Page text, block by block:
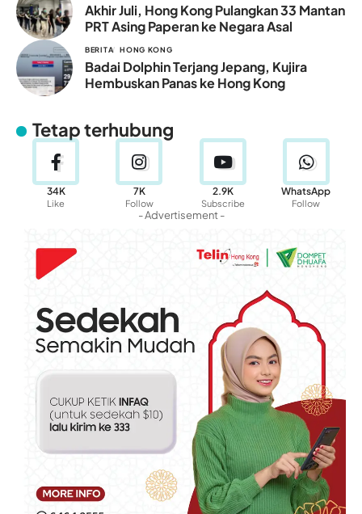
Akhir Juli, Hong Kong Pulangkan 33 Mantan
PRT Asing Paperan ke Negara Asal
BERITA HONG KONG
Badai Dolphin Terjang Jepang, Kujira
Hembuskan Panas ke Hong Kong
Tetap terhubung
34K
Like
7K
Follow
2.9K
Subscribe
WhatsApp
Follow
- Advertisement -